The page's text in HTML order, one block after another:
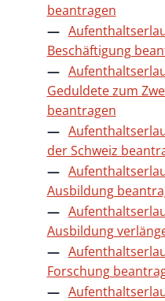
beantragen
Beschäftigung
Geduldete zum
beantragen
der Schweiz
Ausbildung
Ausbildung
Forschung